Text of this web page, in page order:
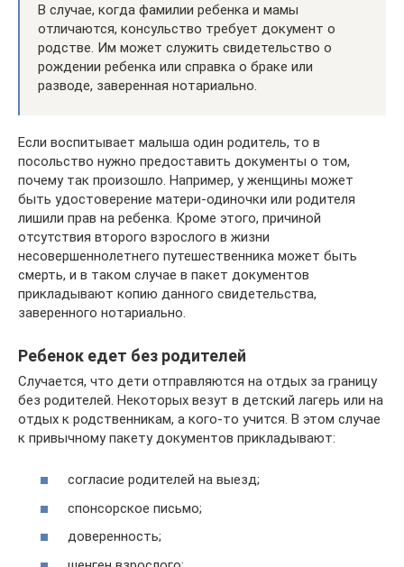
В случае, когда фамилии ребенка и мамы
отличаются, консульство требует документ о
родстве. Им может служить свидетельство о
рождении ребенка или справка о браке или
разводе, заверенная нотариально.
Если воспитывает малыша один родитель, то в
посольство нужно предоставить документы о том,
почему так произошло. Например, у женщины может
быть удостоверение матери-одиночки или родителя
лишили прав на ребенка. Кроме этого, причиной
отсутствия второго взрослого в жизни
несовершеннолетнего путешественника может быть
смерть, и в таком случае в пакет документов
прикладывают копию данного свидетельства,
заверенного нотариально.
Ребенок едет без родителей
Случается, что дети отправляются на отдых за границу
без родителей. Некоторых везут в детский лагерь или на
отдых к родственникам, а кого-то учится. В этом случае
к привычному пакету документов прикладывают:
согласие родителей на выезд;
спонсорское письмо;
доверенность;